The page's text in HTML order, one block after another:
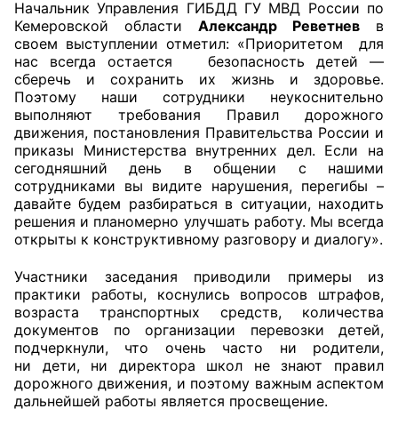
Начальник Управления ГИБДД ГУ МВД России по
Кемеровской области Александр Реветнев в
своем выступлении отметил: «Приоритетом для
нас всегда остается безопасность детей —
сберечь и сохранить их жизнь и здоровье.
Поэтому наши сотрудники неукоснительно
выполняют требования Правил дорожного
движения, постановления Правительства России и
приказы Министерства внутренних дел. Если на
сегодняшний день в общении с нашими
сотрудниками вы видите нарушения, перегибы –
давайте будем разбираться в ситуации, находить
решения и планомерно улучшать работу. Мы всегда
открыты к конструктивному разговору и диалогу».
Участники заседания приводили примеры из
практики работы, коснулись вопросов штрафов,
возраста транспортных средств, количества
документов по организации перевозки детей,
подчеркнули, что очень часто ни родители,
ни дети, ни директора школ не знают правил
дорожного движения, и поэтому важным аспектом
дальнейшей работы является просвещение.